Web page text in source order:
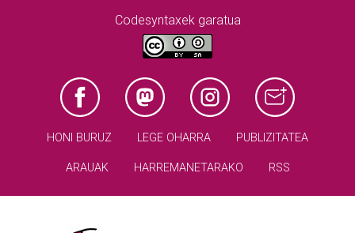
Codesyntaxek garatua
HONI BURUZ LEGE OHARRA PUBLIZITATEA
ARAUAK HARREMANETARAKO RSS